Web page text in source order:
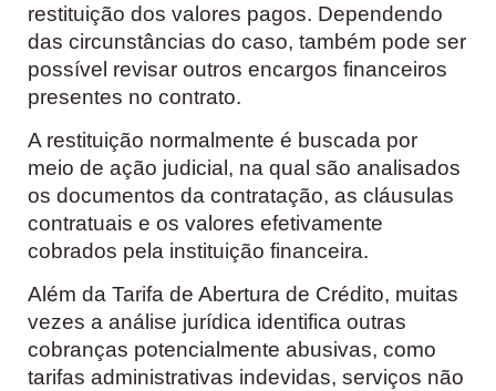
restituição dos valores pagos. Dependendo
das circunstâncias do caso, também pode ser
possível revisar outros encargos financeiros
presentes no contrato.
A restituição normalmente é buscada por
meio de ação judicial, na qual são analisados
os documentos da contratação, as cláusulas
contratuais e os valores efetivamente
cobrados pela instituição financeira.
Além da Tarifa de Abertura de Crédito, muitas
vezes a análise jurídica identifica outras
cobranças potencialmente abusivas, como
tarifas administrativas indevidas, serviços não